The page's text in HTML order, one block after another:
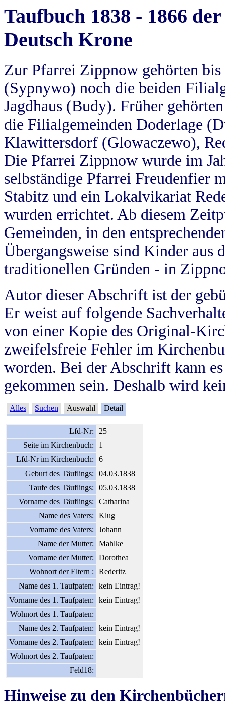
Taufbuch 1838 - 1866
Deutsch Krone
Zur Pfarrei Zippnow gehörten
(Sypnywo) noch die beiden
Jagdhaus (Budy). Früher
die Filialgemeinden Doderlage
Klawittersdorf (Glowaczewo),
Die Pfarrei Zippnow wurde im
selbständige Pfarrei Freudenfier
Stabitz und ein Lokalvikariat
wurden errichtet. Ab diesem
Gemeinden, in den
Übergangsweise sind Kinder aus
traditionellen Gründen - in
Autor dieser Abschrift ist der
Er weist auf folgende
von einer Kopie des Original-
zweifelsfreie Fehler im
worden. Bei der Abschrift kann
gekommen sein. Deshalb wird
Alles Suchen Auswahl Detail
Lfd-Nr:
25
Seite im Kirchenbuch:
1
Lfd-Nr im Kirchenbuch:
6
Geburt des Täuflings:
04.03.1838
Taufe des Täuflings:
05.03.1838
Vorname des Täuflings:
Catharina
Name des Vaters:
Klug
Vorname des Vaters:
Johann
Name der Mutter:
Mahlke
Vorname der Mutter:
Dorothea
Wohnort der Eltern :
Rederitz
Name des 1. Taufpaten:
kein Eintrag!
Vorname des 1. Taufpaten:
kein Eintrag!
Wohnort des 1. Taufpaten:
Name des 2. Taufpaten:
kein Eintrag!
Vorname des 2. Taufpaten:
kein Eintrag!
Wohnort des 2. Taufpaten:
Feld18:
Hinweise zu den